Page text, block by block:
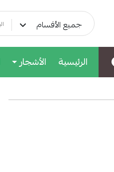
جميع الأقسام
الرئيسية الأشجار